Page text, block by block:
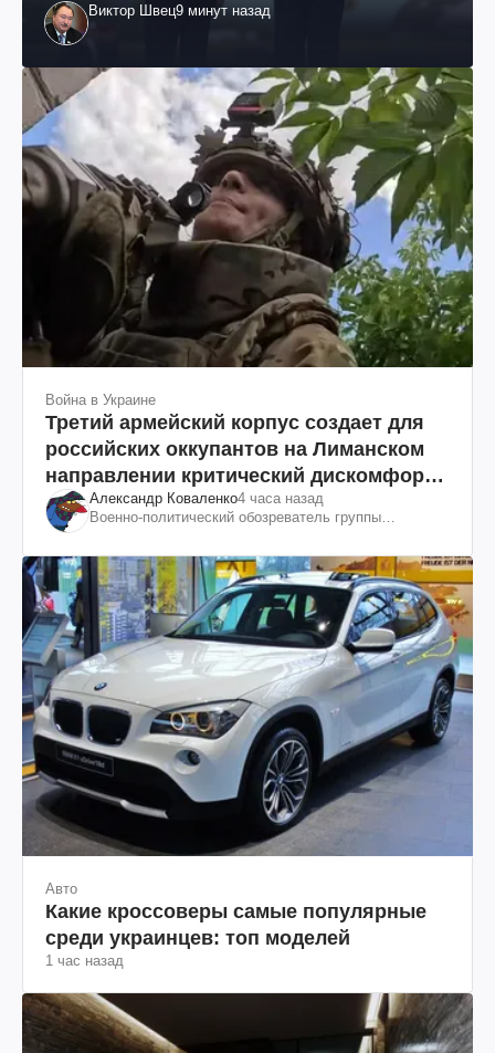
Виктор Швец9 минут назад
Война в Украине
Третий армейский корпус создает для
российских оккупантов на Лиманском
направлении критический дискомфорт:
как это удалось
Александр Коваленко4 часа назад
Военно-политический обозреватель группы
Авто
Какие кроссоверы самые популярные
среди украинцев: топ моделей
1 час назад